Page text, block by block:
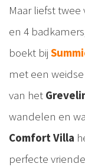
Maar liefst
en 4
boekt bij
met een
van het
wandelen en
Comfort Villa
perfecte